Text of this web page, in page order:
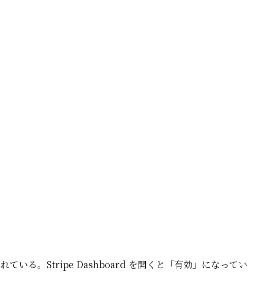
ている。Stripe Dashboard を開くと「有効」になってい